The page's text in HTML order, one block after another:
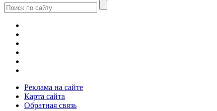
Реклама на сайте
Карта сайта
Обратная связь